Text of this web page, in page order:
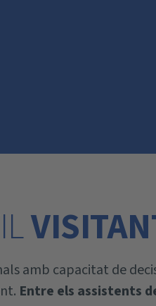
amb capacitat de
Entre els assistents